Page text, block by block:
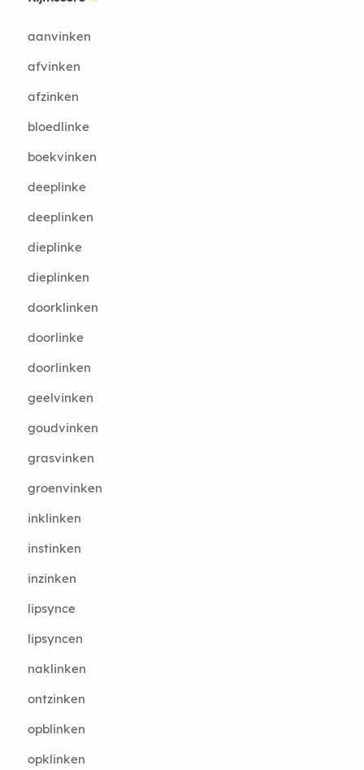
aanvinken
afvinken
afzinken
bloedlinke
boekvinken
deeplinke
deeplinken
dieplinke
dieplinken
doorklinken
doorlinke
doorlinken
geelvinken
goudvinken
grasvinken
groenvinken
inklinken
instinken
inzinken
lipsynce
lipsyncen
naklinken
ontzinken
opblinken
opklinken